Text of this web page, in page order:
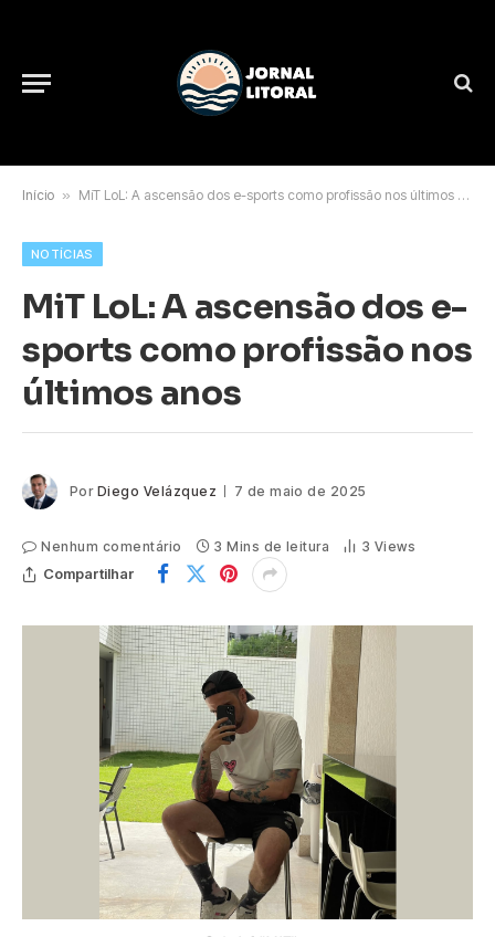
Início » MiT LoL: A ascensão dos e-sports como profissão nos últimos anos
NOTÍCIAS
MiT LoL: A ascensão dos e-
sports como profissão nos
últimos anos
Por Diego Velázquez 7 de maio de 2025
Nenhum comentário 3 Mins de leitura 3 Views
Compartilhar